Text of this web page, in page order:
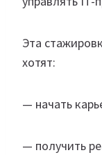
Эта
хотят:
— начать
— получить